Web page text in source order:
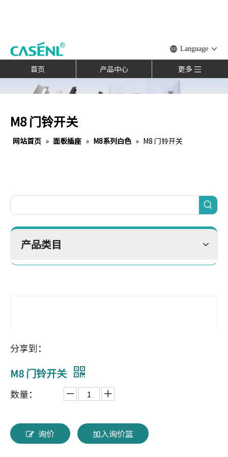
Language
首页 产品中心 更多
M8 门铃开关
网站首页 » 面板插座 » M8系列白色 » M8 门铃开关
产品类目
分享到：
M8 门铃开关
数量：
询价 加入询价篮